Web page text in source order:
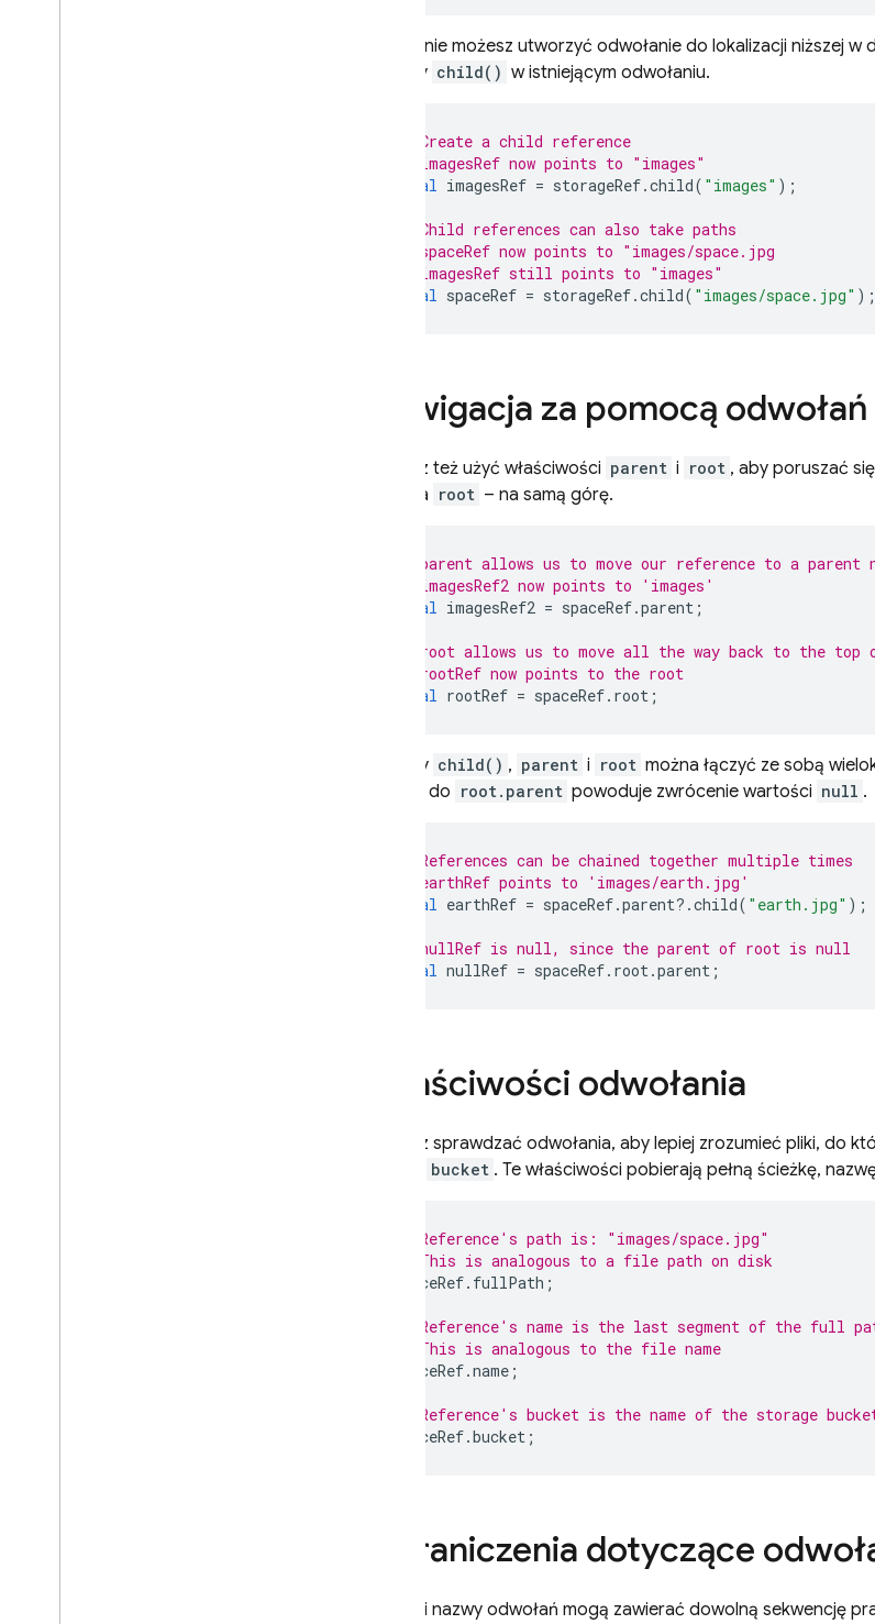
Następnie możesz utworzyć odwołanie do lokalizacji niższej w
metody child() w istniejącym odwołaniu.
// Create a child reference
// imagesRef now points to "images"
final imagesRef = storageRef.child( "images" );
// Child references can also take paths
// spaceRef now points to "images/space.jpg
// imagesRef still points to "images"
final spaceRef = storageRef.child( "images/space.jpg" );
Nawigacja za pomocą odwołań
Możesz też użyć właściwości parent i root , aby poruszać
wyżej, a root – na samą górę.
// parent allows us to move our reference to a parent
// imagesRef2 now points to 'images'
final imagesRef2 = spaceRef.parent ;
// root allows us to move all the way back to the top
// rootRef now points to the root
final rootRef = spaceRef. root ;
Metody child() , parent i root można łączyć ze sobą
dostęp do root.parent powoduje zwrócenie wartości null .
// References can be chained together multiple times
// earthRef points to 'images/earth.jpg'
final earthRef = spaceRef.parent? .child( "earth.jpg" );
// nullRef is null, since the parent of root is null
final nullRef = spaceRef. root.parent ;
Właściwości odwołania
Możesz sprawdzać odwołania, aby lepiej zrozumieć pliki, do
bucket . Te właściwości pobierają pełną ścieżkę,
// Reference's path is: "images/space.jpg"
// This is analogous to a file path on disk
spaceRef. fullPath ;
// Reference's name is the last segment of the full
// This is analogous to the file name
spaceRef.name ;
// Reference's bucket is the name of the storage
spaceRef.bucket ;
Ograniczenia dotyczące
Ścieżki i nazwy odwołań mogą zawierać dowolną sekwencję